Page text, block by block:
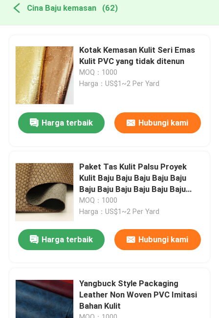
Cina Baju kemasan (62)
Kotak Kemasan Kulit Seri Emas
Kulit PVC yang tidak ditenun
MOQ：1000
Harga：US$1~2 Per Yard
Harga terbaik Hubungi kami
Paket Tas Kulit Palsu Proyek
Kulit Baju Baju Baju Baju Baju
Baju Baju Baju Baju Baju Baju
Baju Baju Baju Baju
MOQ：1000
Harga：US$1~2 Per Yard
Harga terbaik Hubungi kami
Yangbuck Style Packaging
Leather Non Woven PVC Imitasi
Bahan Kulit